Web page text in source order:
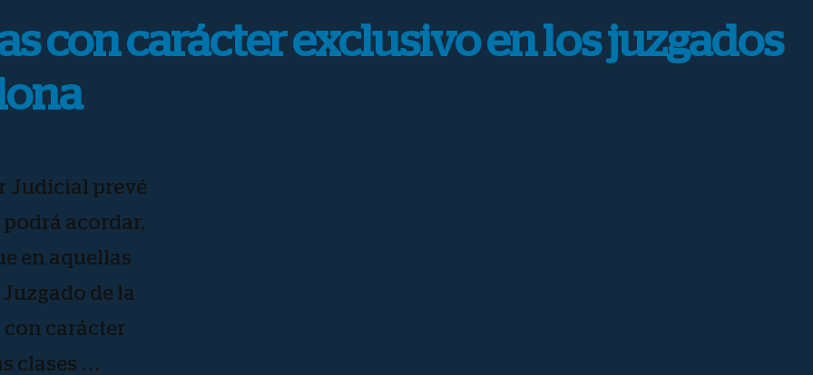
con carácter exclusivo en los juzgados
Judicial prevé
podrá acordar,
en aquellas
de la
con carácter
clases …